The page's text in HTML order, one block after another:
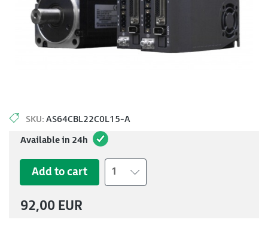
SKU: AS64CBL22C0L15-A
Available in 24h
Add to cart 1
92,00 EUR